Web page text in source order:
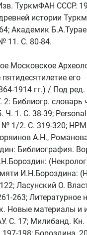
ТуркмФАН СССР.
истории
Академик
11. С. 80-84.
Московское
его
1914 гг.) / Под
Библиогр. словарь
Ч. 1. С. 38-39;
№ 1/2. С. 319-320;
А.Н.,
Библиография.
И.Н.Бороздина:
Ласунский О.
263; Литературное
Новые материалы и
С. 17; Милибанд. Кн.